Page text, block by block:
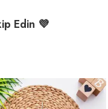
Edin 💜